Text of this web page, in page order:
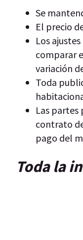
Se
El precio
Los
comparar
variación
Toda
Las partes
contrato
pago del
Toda la